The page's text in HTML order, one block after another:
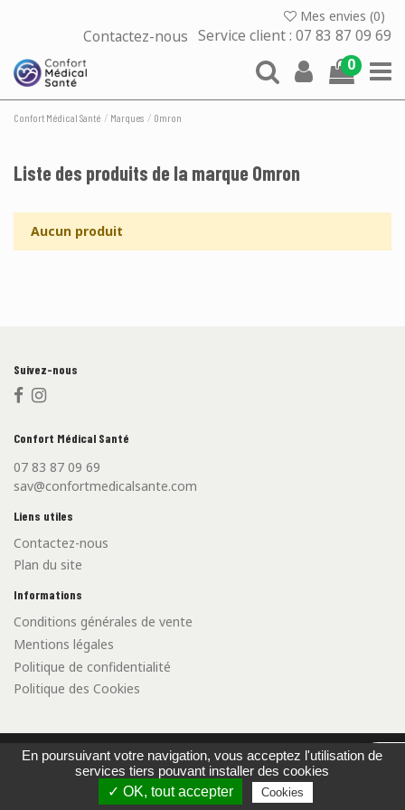
Mes envies (0)
Contactez-nous Service client : 07 83 87 09 69
0
Confort Médical Santé Marques Omron
Liste des produits de la marque Omron
Aucun produit
Informations
Conditions générales de vente
Mentions légales
Politique de confidentialité
Politique des Cookies
Liens utiles
Contactez-nous
Plan du site
Confort Médical Santé
07 83 87 09 69
sav@confortmedicalsante.com
Suivez-nous
©2021 Confort Médical Santé - Créé par l'Agence Web Cibleweb
Carte Bancaire
Virement Bancaire
En poursuivant votre navigation, vous acceptez l'utilisation de
services tiers pouvant installer des cookies
✓ OK, tout accepter
Cookies